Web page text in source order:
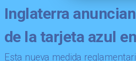
Inglaterra
de la tarjeta azul
Esta nueva medida